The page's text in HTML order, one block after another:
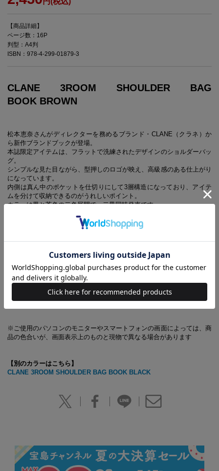
【商品詳細】
ページ数：16P
判型：A4判
ISBN：978-4-299-01879-3
CLANE 3ROOM SHOULDER BAG
BOOK BROWN
松本恵奈さんがディレクターを務めるブランド・CLANE（クラネ）か
ら新作ブランドブックが登場。
本誌限定アイテムは、フラットで洗練されたデザインのショルダーバッ
グ。
シンプルな見た目ながら、型押しのロゴが映え、高級感のある仕上がり
になっています。
内側は真ん中のポケットを仕切りにして3層構造になっており、アイテ
ムを分けて収納できるのがうれしいポイント。
カラーは黒と茶色の二色展開で、二冊同時発売です。
ぜひチェックしてみてください。
※商品に関するお問い合わせ先は、「中身を見る」をご覧ください
【あわせ買い時の配送について】
予約商品と他商品を同時にお求めの場合、最も発売日の遅い商品に合わ
せての一括配送となります。
ご注意ください。別々の配送をご希望の場合は、お手数をおかけします
が、それぞれ個別にお買い求めください。
※ご使用のパソコンのモニターやスマートフォンの画面によっては、商
品の色合いが、画面表示上のものと現物で異なる場合があります
【別のカラーはこちら】
CLANE 3ROOM SHOULDER BAG BOOK BLACK